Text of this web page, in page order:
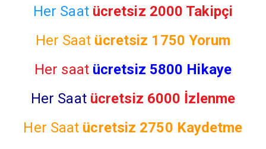
Her Saat ücretsiz 2000 Takipçi
Her Saat ücretsiz 1750 Yorum
Her saat ücretsiz 5800 Hikaye
Her Saat ücretsiz 6000 İzlenme
Her Saat ücretsiz 2750 Kaydetme